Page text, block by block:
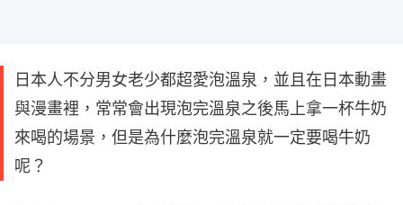
日本人不分男女老少都超愛泡溫泉，並且在日本動畫
與漫畫裡，常常會出現泡完溫泉之後馬上拿一杯牛奶
來喝的場景，但是為什麼泡完溫泉就一定要喝牛奶
呢？